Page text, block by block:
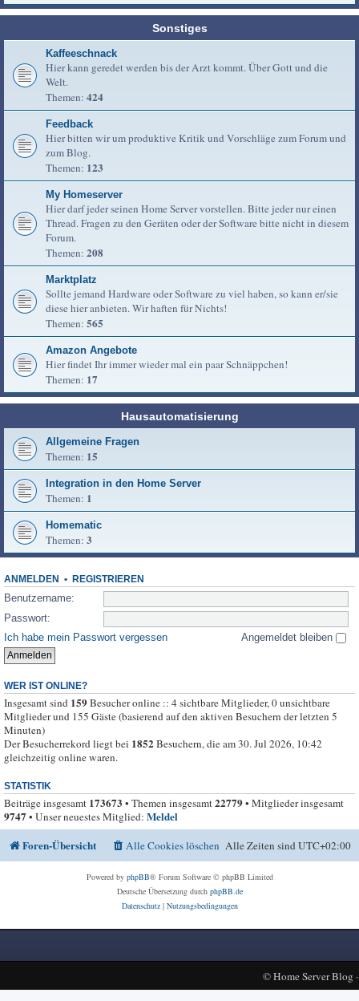
Sonstiges
Kaffeeschnack
Hier kann geredet werden bis der Arzt kommt. Über Gott und die
Welt.
Themen: 424
Feedback
Hier bitten wir um produktive Kritik und Vorschläge zum Forum und
zum Blog.
Themen: 123
My Homeserver
Hier darf jeder seinen Home Server vorstellen. Bitte jeder nur einen
Thread. Fragen zu den Geräten oder der Software bitte nicht in diesem
Forum.
Themen: 208
Marktplatz
Sollte jemand Hardware oder Software zu viel haben, so kann er/sie
diese hier anbieten. Wir haften für Nichts!
Themen: 565
Amazon Angebote
Hier findet Ihr immer wieder mal ein paar Schnäppchen!
Themen: 17
Hausautomatisierung
Allgemeine Fragen
Themen: 15
Integration in den Home Server
Themen: 1
Homematic
Themen: 3
ANMELDEN • REGISTRIEREN
Benutzername:
Passwort:
Ich habe mein Passwort vergessen
Angemeldet bleiben
WER IST ONLINE?
Insgesamt sind 159Besucher online :: 4 sichtbare Mitglieder, 0 unsichtbare
Mitglieder und 155 Gäste (basierend auf den aktiven Besuchern der letzten 5
Minuten)
Der Besucherrekord liegt bei 1852Besuchern, die am 30. Jul 2026, 10:42
gleichzeitig online waren.
STATISTIK
Beiträge insgesamt 173673 • Themen insgesamt22779• Mitglieder insgesamt
9747• Unser neuestes Mitglied: Meldel
Foren-Übersicht
Alle Zeiten sindUTC+02:00
Alle Cookies löschen
Powered by phpBB® Forum Software © phpBB Limited
Deutsche Übersetzung durch phpBB.de
Datenschutz| Nutzungsbedingungen
©Home Server Blog